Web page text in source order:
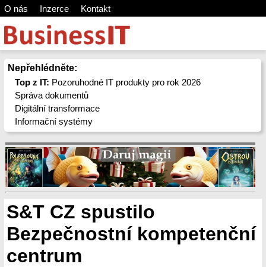
O nás Inzerce Kontakt
Nepřehlédněte:
Top z IT: Pozoruhodné IT produkty pro rok 2026
Správa dokumentů
Digitální transformace
Informační systémy
S&T CZ spustilo
Bezpečnostní kompetenční
centrum